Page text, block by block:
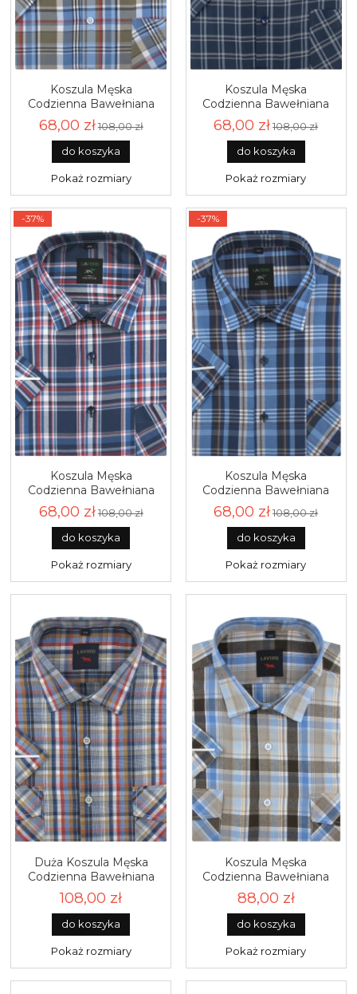
Koszula Męska
Codzienna Bawełniana
Casual niebieska w kratkę
z krótkim rękawem w
kroju REGULAR Laviino
P849
68,00 zł108,00 zł
do koszyka
Pokaż rozmiary
Koszula Męska
Codzienna Bawełniana
Casual granatowa w
kratkę z krótkim
rękawem w kroju
REGULAR Laviino P847
68,00 zł108,00 zł
do koszyka
Pokaż rozmiary
Koszula Męska
Codzienna Bawełniana
Casual granatowa w
kratkę z krótkim
rękawem w kroju
REGULAR Laviino P846
68,00 zł108,00 zł
do koszyka
Pokaż rozmiary
-37%
Koszula Męska
Codzienna Bawełniana
Casual niebieska w kratkę
z krótkim rękawem w
kroju REGULAR Laviino
P848
68,00 zł108,00 zł
do koszyka
Pokaż rozmiary
-37%
Duża Koszula Męska
Codzienna Bawełniana
Casual niebieska w kratę
z krótkim rękawem Duże
rozmiary Laviino P682
108,00 zł
do koszyka
Pokaż rozmiary
Koszula Męska
Codzienna Bawełniana
Casual brązowa w kratę z
krótkim rękawem w kroju
REGULAR Laviino P679
88,00 zł
do koszyka
Pokaż rozmiary